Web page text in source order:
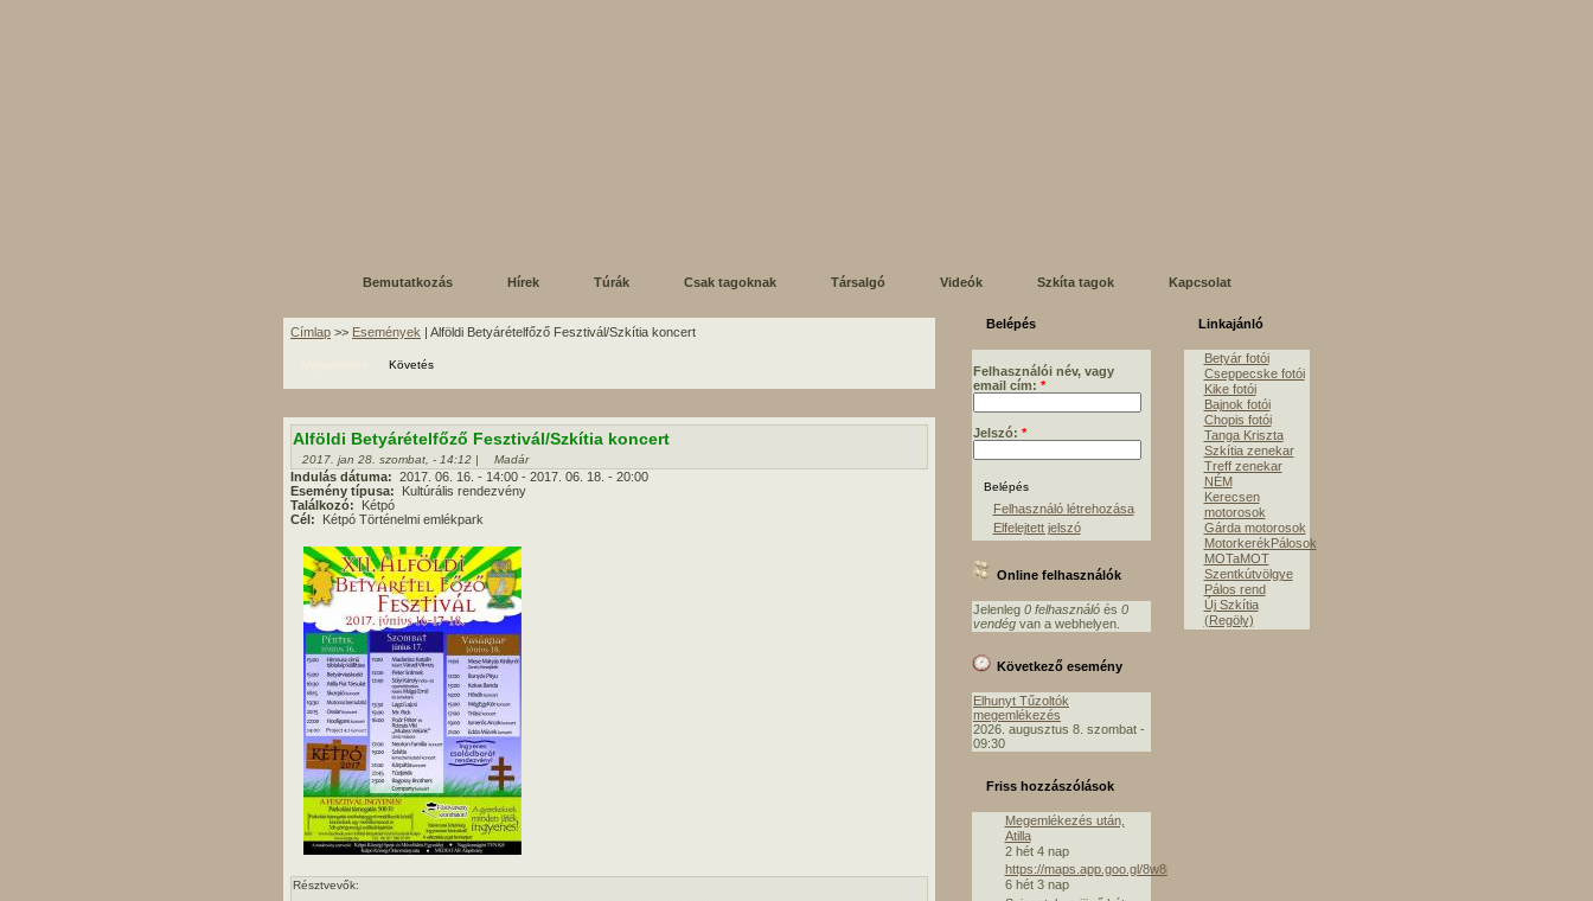
Bemutatkozás Hírek Túrák Csak tagoknak Társalgó Videók Szkíta tagok Kapcsolat
Címlap >> Események | Alföldi Betyárételfőző Fesztivál/Szkítia koncert
Követés
Alföldi Betyárételfőző Fesztivál/Szkítia koncert
2017. jan 28. szombat, - 14:12 | Madár
Indulás dátuma: 2017. 06. 16. - 14:00 - 2017. 06. 18. - 20:00
Esemény típusa:
Kultúrális rendezvény
Találkozó:
Kétpó
Cél:
Kétpó Történelmi emlékpark
Résztvevők:
Belépés
Felhasználói név, vagy
email cím: *
Jelszó: *
Felhasználó létrehozása
Elfelejtett jelszó
Online felhasználók
Jelenleg 0 felhasználó és 0
vendég van a webhelyen.
Következő esemény
Elhunyt Tűzoltók
megemlékezés
2026. augusztus 8. szombat -
09:30
Friss hozzászólások
Megemlékezés után,
Atilla
2 hét 4 nap
https://maps.app.goo.gl/8w8mE
6 hét 3 nap
Linkajánló
Betyár fotói
Cseppecske fotói
Kike fotói
Bajnok fotói
Chopis fotói
Tanga Kriszta
Szkítia zenekar
Treff zenekar
NÉM
Kerecsen
motorosok
Gárda motorosok
MotorkerékPálosok
MOTaMOT
Szentkútvölgye
Pálos rend
Új Szkítia
(Regöly)